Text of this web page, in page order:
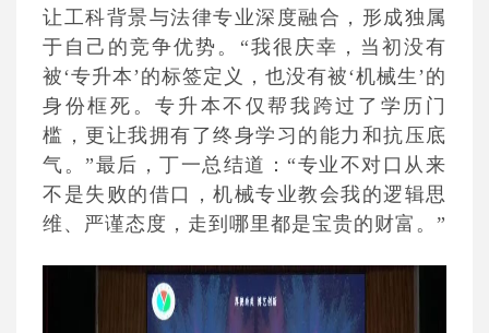
让工科背景与法律专业深度融合，形成独属
于自己的竞争优势。“我很庆幸，当初没有
被‘专升本’的标签定义，也没有被‘机械生’的
身份框死。专升本不仅帮我跨过了学历门
槛，更让我拥有了终身学习的能力和抗压底
气。”最后，丁一总结道：“专业不对口从来
不是失败的借口，机械专业教会我的逻辑思
维、严谨态度，走到哪里都是宝贵的财富。”